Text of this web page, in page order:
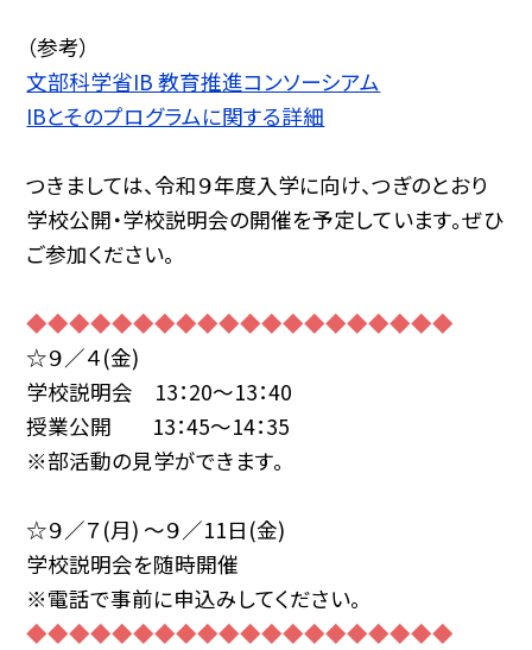
（参考）
文部科学省IB 教育推進コンソーシアム
IBとそのプログラムに関する詳細
つきましては、令和９年度入学に向け、つぎのとおり
学校公開・学校説明会の開催を予定しています。ぜひ
ご参加ください。
◆◆◆◆◆◆◆◆◆◆◆◆◆◆◆◆◆◆◆◆
☆９／４(金)
学校説明会 13：20〜13：40
授業公開 13：45〜14：35
※部活動の見学ができます。
☆９／７(月) 〜９／11日(金)
学校説明会を随時開催
※電話で事前に申込みしてください。
◆◆◆◆◆◆◆◆◆◆◆◆◆◆◆◆◆◆◆◆